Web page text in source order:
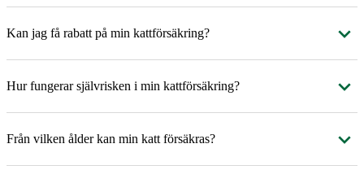
Kan jag få rabatt på min kattförsäkring?
Hur fungerar självrisken i min kattförsäkring?
Från vilken ålder kan min katt försäkras?